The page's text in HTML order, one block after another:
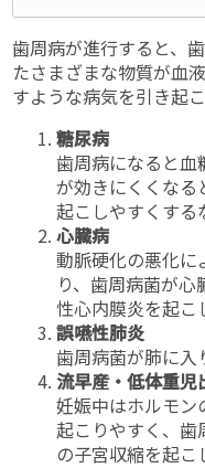
歯周病が進行すると、
たさまざまな物質が血
すような病気を引き起
糖尿病
歯周病になると血
が効きにくくなる
起こしやすくする
心臓病
動脈硬化の悪化に
り、歯周病菌が
性心内膜炎を起こ
誤嚥性肺炎
歯周病菌が肺に入
流早産・低体重児
妊娠中はホルモン
起こりやすく、歯
の子宮収縮を起こ